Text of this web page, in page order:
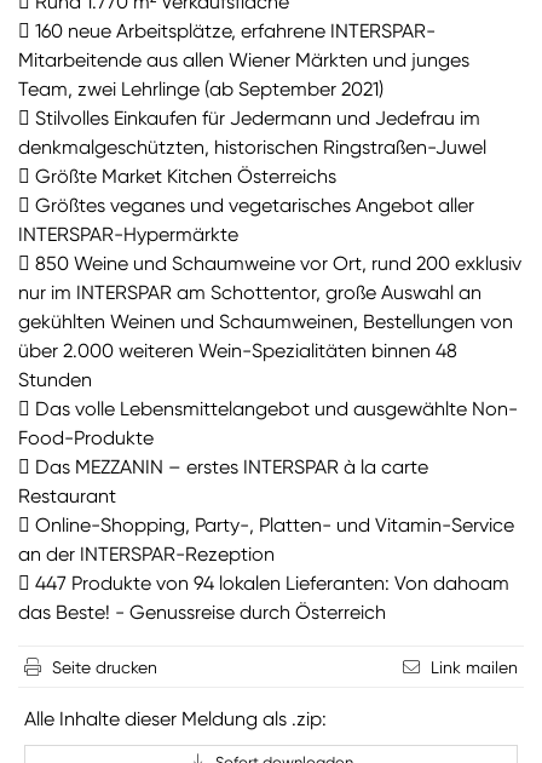
 160 neue Arbeitsplätze, erfahrene INTERSPAR-
Mitarbeitende aus allen Wiener Märkten und junges
Team, zwei Lehrlinge (ab September 2021)
 Stilvolles Einkaufen für Jedermann und Jedefrau im
denkmalgeschützten, historischen Ringstraßen-Juwel
 Größte Market Kitchen Österreichs
 Größtes veganes und vegetarisches Angebot aller
INTERSPAR-Hypermärkte
 850 Weine und Schaumweine vor Ort, rund 200 exklusiv
nur im INTERSPAR am Schottentor, große Auswahl an
gekühlten Weinen und Schaumweinen, Bestellungen von
über 2.000 weiteren Wein-Spezialitäten binnen 48
Stunden
 Das volle Lebensmittelangebot und ausgewählte Non-
Food-Produkte
 Das MEZZANIN – erstes INTERSPAR à la carte
Restaurant
 Online-Shopping, Party-, Platten- und Vitamin-Service
an der INTERSPAR-Rezeption
 447 Produkte von 94 lokalen Lieferanten: Von dahoam
das Beste! - Genussreise durch Österreich
Seite drucken Link mailen
Alle Inhalte dieser Meldung als .zip: